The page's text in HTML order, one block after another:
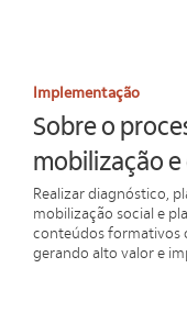
Implementação
Sobre o
mobilização
Realizar diagnóstico,
mobilização social e
conteúdos formativos
gerando alto valor e